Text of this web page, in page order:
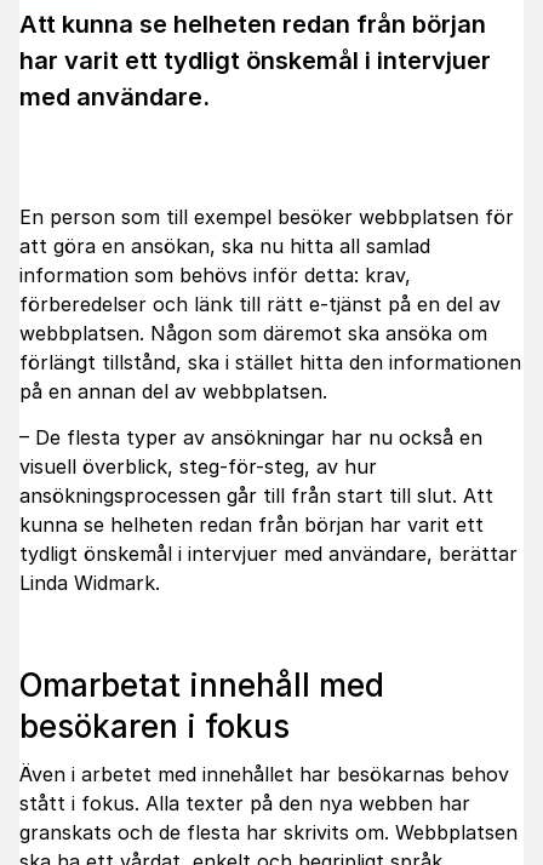
Att kunna se helheten redan från början
har varit ett tydligt önskemål i intervjuer
med användare.
En person som till exempel besöker webbplatsen för
att göra en ansökan, ska nu hitta all samlad
information som behövs inför detta: krav,
förberedelser och länk till rätt e-tjänst på en del av
webbplatsen. Någon som däremot ska ansöka om
förlängt tillstånd, ska i stället hitta den informationen
på en annan del av webbplatsen.
– De flesta typer av ansökningar har nu också en
visuell överblick, steg-för-steg, av hur
ansökningsprocessen går till från start till slut. Att
kunna se helheten redan från början har varit ett
tydligt önskemål i intervjuer med användare, berättar
Linda Widmark.
Omarbetat innehåll med
besökaren i fokus
Även i arbetet med innehållet har besökarnas behov
stått i fokus. Alla texter på den nya webben har
granskats och de flesta har skrivits om. Webbplatsen